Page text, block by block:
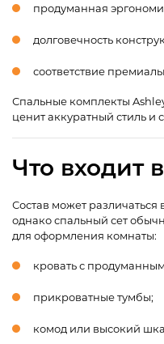
продуманная
долговечность
соответствие
Спальные комплекты
ценит аккуратный стиль и
Что входит
Состав может различаться
однако спальный сет
для оформления комнаты:
кровать с
прикроватные тумбы;
комод или высокий